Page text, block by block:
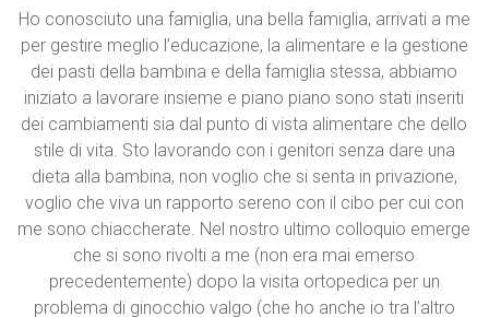
Ho conosciuto una famiglia, una bella famiglia, arrivati a me
per gestire meglio l’educazione, la alimentare e la gestione
dei pasti della bambina e della famiglia stessa, abbiamo
iniziato a lavorare insieme e piano piano sono stati inseriti
dei cambiamenti sia dal punto di vista alimentare che dello
stile di vita. Sto lavorando con i genitori senza dare una
dieta alla bambina, non voglio che si senta in privazione,
voglio che viva un rapporto sereno con il cibo per cui con
me sono chiaccherate. Nel nostro ultimo colloquio emerge
che si sono rivolti a me (non era mai emerso
precedentemente) dopo la visita ortopedica per un
problema di ginocchio valgo (che ho anche io tra l’altro